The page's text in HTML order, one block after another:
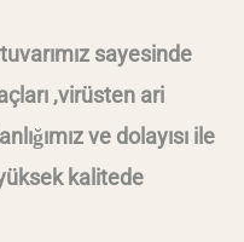
sayesinde
,virüsten ari
ve dolayısı ile
kalitede